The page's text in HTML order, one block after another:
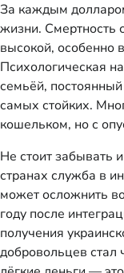
За каждым
жизни. Смертность
высокой, особенно
Психологическая
семьёй,
самых стойких.
кошельком, но с
Не стоит забывать
странах служба в
может осложнить
году после
получения
добровольцев стал